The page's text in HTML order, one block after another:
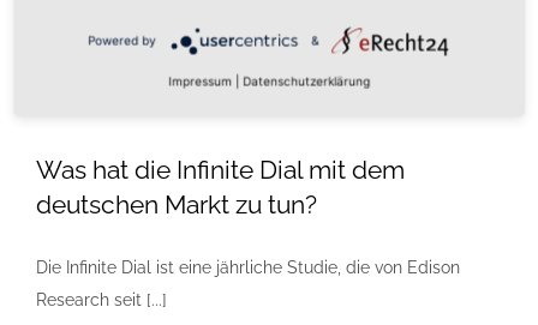
Was hat die Infinite Dial mit dem
deutschen Markt zu tun?
Die Infinite Dial ist eine jährliche Studie, die von Edison
Research seit [...]
Powered by &
Impressum Datenschutzerklärung